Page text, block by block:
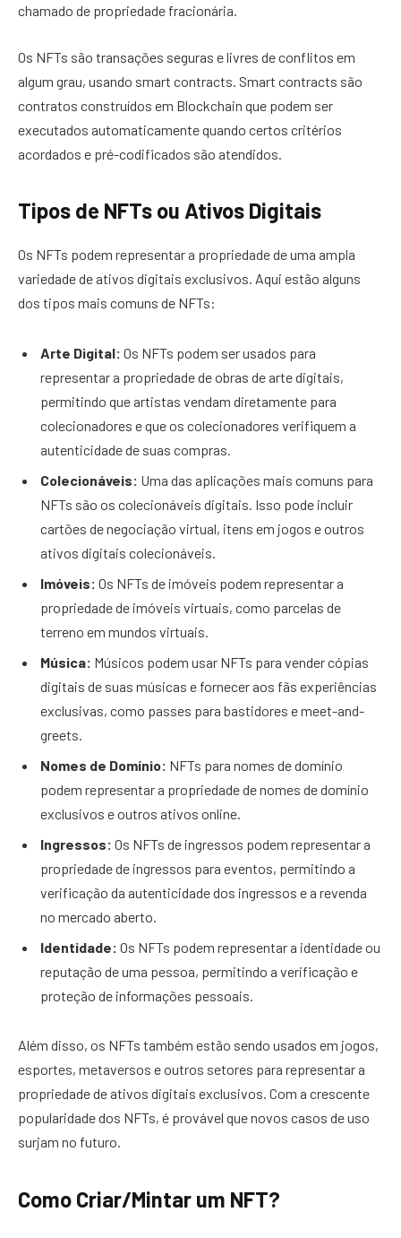
chamado de propriedade fracionária.
Os NFTs são transações seguras e livres de conflitos em
algum grau, usando smart contracts. Smart contracts são
contratos construídos em Blockchain que podem ser
executados automaticamente quando certos critérios
acordados e pré-codificados são atendidos.
Tipos de NFTs ou Ativos Digitais
Os NFTs podem representar a propriedade de uma ampla
variedade de ativos digitais exclusivos. Aqui estão alguns
dos tipos mais comuns de NFTs:
Arte Digital: Os NFTs podem ser usados para
representar a propriedade de obras de arte digitais,
permitindo que artistas vendam diretamente para
colecionadores e que os colecionadores verifiquem a
autenticidade de suas compras.
Colecionáveis: Uma das aplicações mais comuns para
NFTs são os colecionáveis digitais. Isso pode incluir
cartões de negociação virtual, itens em jogos e outros
ativos digitais colecionáveis.
Imóveis: Os NFTs de imóveis podem representar a
propriedade de imóveis virtuais, como parcelas de
terreno em mundos virtuais.
Música: Músicos podem usar NFTs para vender cópias
digitais de suas músicas e fornecer aos fãs experiências
exclusivas, como passes para bastidores e meet-and-
greets.
Nomes de Domínio: NFTs para nomes de domínio
podem representar a propriedade de nomes de domínio
exclusivos e outros ativos online.
Ingressos: Os NFTs de ingressos podem representar a
propriedade de ingressos para eventos, permitindo a
verificação da autenticidade dos ingressos e a revenda
no mercado aberto.
Identidade: Os NFTs podem representar a identidade ou
reputação de uma pessoa, permitindo a verificação e
proteção de informações pessoais.
Além disso, os NFTs também estão sendo usados em jogos,
esportes, metaversos e outros setores para representar a
propriedade de ativos digitais exclusivos. Com a crescente
popularidade dos NFTs, é provável que novos casos de uso
surjam no futuro.
Como Criar/Mintar um NFT?